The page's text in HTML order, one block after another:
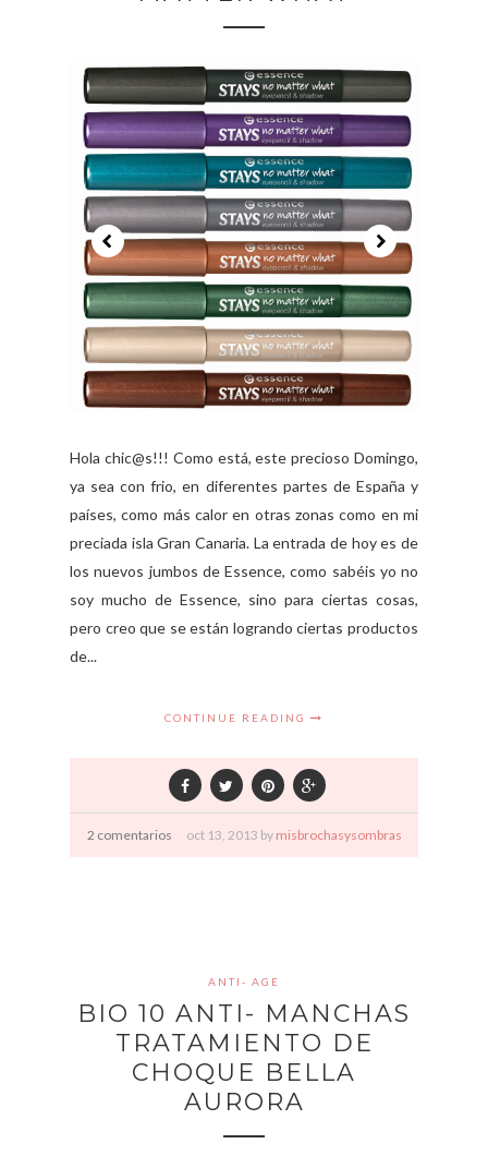
Hola chic@s!!! Como está, este precioso Domingo,
ya sea con frio, en diferentes partes de España y
países, como más calor en otras zonas como en mi
preciada isla Gran Canaria. La entrada de hoy es de
los nuevos jumbos de Essence, como sabéis yo no
soy mucho de Essence, sino para ciertas cosas,
pero creo que se están logrando ciertas productos
de...
CONTINUE READING
2 comentarios oct 13, 2013 by misbrochasysombras
ANTI- AGE
BIO 10 ANTI- MANCHAS
TRATAMIENTO DE
CHOQUE BELLA
AURORA